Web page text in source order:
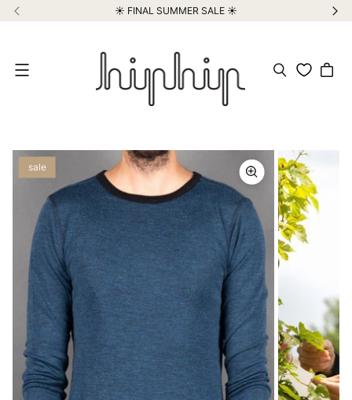
☀️ FINAL SUMMER SALE ☀️
Meniu
sale